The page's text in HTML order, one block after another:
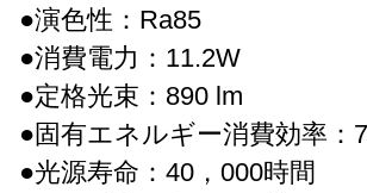
●演色性：Ra85
●消費電力：11.2W
●定格光束：890 lm
●固有エネルギー消費効率：
●光源寿命：40，000時間